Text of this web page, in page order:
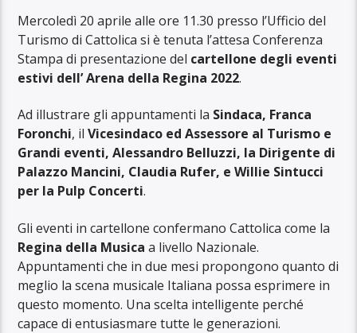
Mercoledì 20 aprile alle ore 11.30 presso l’Ufficio del
Turismo di Cattolica si è tenuta l’attesa Conferenza
Stampa di presentazione del cartellone degli eventi
estivi dell’ Arena della Regina 2022.
Ad illustrare gli appuntamenti la Sindaca, Franca
Foronchi, ilVicesindaco ed Assessore al Turismo e
Grandi eventi, Alessandro Belluzzi, la Dirigente di
Palazzo Mancini, Claudia Rufer, e Willie Sintucci
per la Pulp Concerti.
Gli eventi in cartellone confermano Cattolica come la
Regina della Musica a livello Nazionale.
Appuntamenti che in due mesi propongono quanto di
meglio la scena musicale Italiana possa esprimere in
questo momento. Una scelta intelligente perché
capace di entusiasmare tutte le generazioni.